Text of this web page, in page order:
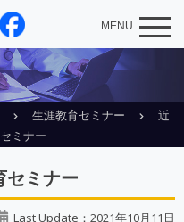
MENU
生涯教育セミナー
近
ミナー
セミナー
Last Update：2021年10月11日